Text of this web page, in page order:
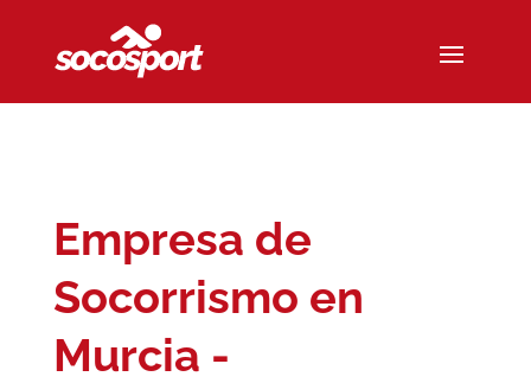
Empresa de
Socorrismo en
Murcia -